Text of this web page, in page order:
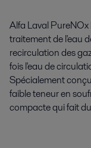
Alfa Laval
traitement de l'eau
recirculation des
fois l'eau de
Spécialement
faible teneur en
compacte qui fait